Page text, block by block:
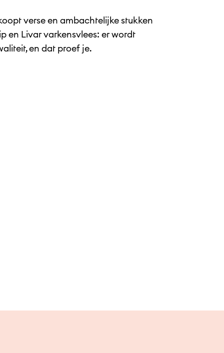
verse en ambachtelijke stukken
en Livar varkensvlees: er wordt
en dat proef je.